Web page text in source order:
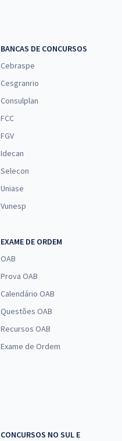
BANCAS DE CONCURSOS
Cebraspe
Cesgranrio
Consulplan
FCC
FGV
Idecan
Selecon
Uniase
Vunesp
EXAME DE ORDEM
OAB
Prova OAB
Calendário OAB
Questões OAB
Recursos OAB
Exame de Ordem
CONCURSOS NO SUL E